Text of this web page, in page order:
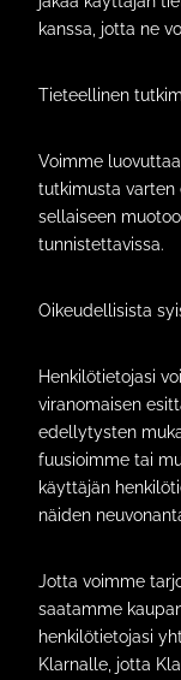
kanssa, jotta ne
Tieteellinen
Voimme
tutkimusta
sellaiseen
tunnistettavissa.
Oikeudellisista
Henkilötietojasi
viranomaisen
edellytysten
fuusioimme tai
käyttäjän
näiden
Jotta voimme
saatamme
henkilötietojasi
Klarnalle, jotta